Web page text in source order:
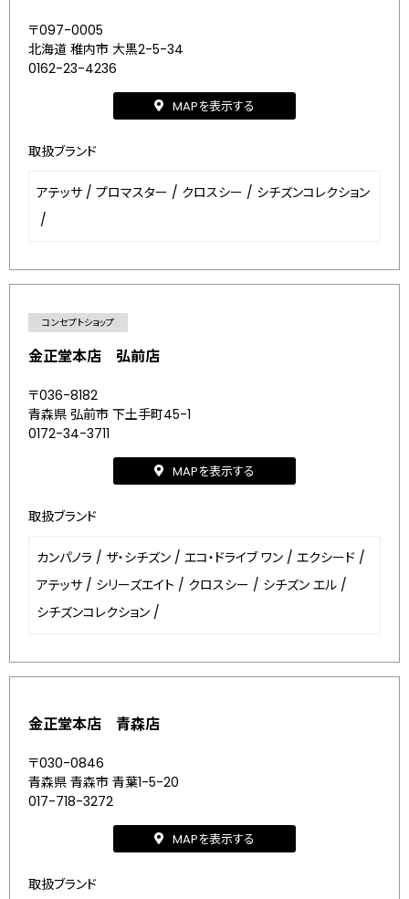
〒097-0005
北海道 稚内市 大黒2-5-34
0162-23-4236
MAPを表示する
取扱ブランド
アテッサ / プロマスター / クロスシー / シチズンコレクション
/
コンセプトショップ
金正堂本店 弘前店
〒036-8182
青森県 弘前市 下土手町45-1
0172-34-3711
MAPを表示する
取扱ブランド
カンパノラ / ザ・シチズン / エコ・ドライブ ワン / エクシード /
アテッサ / シリーズエイト / クロスシー / シチズン エル /
シチズンコレクション /
金正堂本店 青森店
〒030-0846
青森県 青森市 青葉1-5-20
017-718-3272
MAPを表示する
取扱ブランド